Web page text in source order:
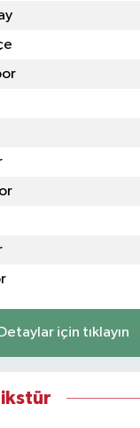
için tıklayın